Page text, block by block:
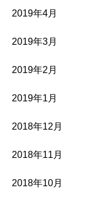
2019年4月
2019年3月
2019年2月
2019年1月
2018年12月
2018年11月
2018年10月